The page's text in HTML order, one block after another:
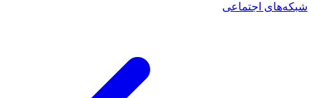
شبکه‌های اجتماعی